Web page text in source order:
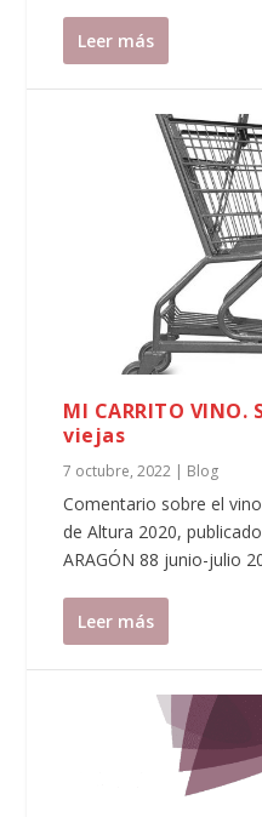
Leer más
MI CARRITO
viejas
7 octubre, 2022 | Blog
Comentario sobre el
de Altura 2020,
ARAGÓN 88 junio-julio
Leer más